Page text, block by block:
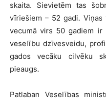
skaita. Sievietēm tas
vīriešiem – 52 gadi.
vecumā virs 50 gadiem ir
veselību dzīvesveidu,
gados vecāku cilvēku
pieaugs.
Patlaban Veselības